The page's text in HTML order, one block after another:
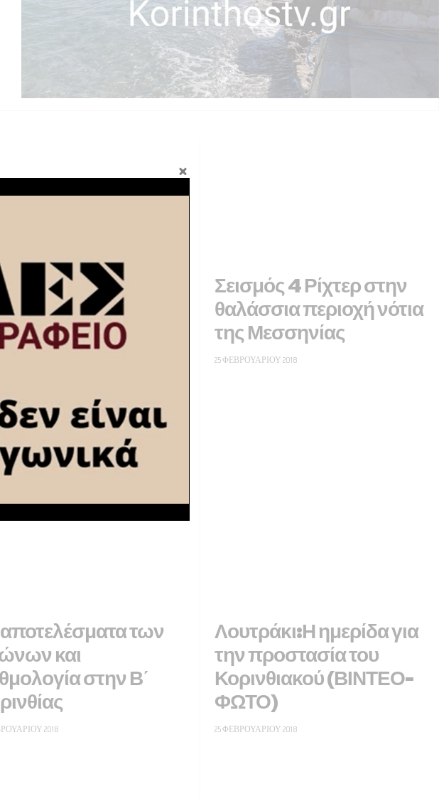
Σικυωνίων
για άλλη
χρονιά στο
2018
Σεισμός 4 Ρίχτερ στην
θαλάσσια περιοχή νότια
της Μεσσηνίας
25 ΦΕΒΡΟΥΑΡΊΟΥ 2018
των
και
στην Β΄
2018
Λουτράκι:Η ημερίδα για
την προστασία του
Κορινθιακού (ΒΙΝΤΕΟ-
ΦΩΤΟ)
25 ΦΕΒΡΟΥΑΡΊΟΥ 2018